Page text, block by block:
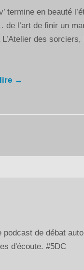
termine en beauté
l’art de finir un
des
→
podcast de débat
d'écoute. #5DC